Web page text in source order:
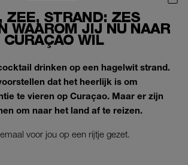
ZEE, STRAND: ZES
WAAROM JIJ NÚ NAAR
CURAÇAO WIL
drinken op een hagelwit strand.
dat het heerlijk is om
te vieren op Curaçao. Maar er zijn
om naar het land af te reizen.
voor jou op een rijtje gezet.